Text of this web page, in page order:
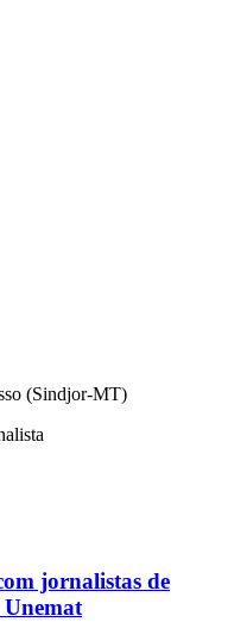
(Sindjor-MT)
jornalistas de